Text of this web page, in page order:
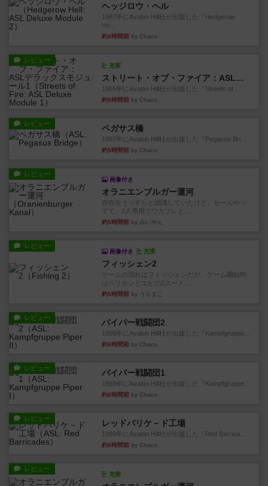
ヘッジロウ・ヘル
1987年にAvalon Hill社が出版した『Hedgerow
He...
約4時間前 by Chaco
レビュー
充実
ストリート・オブ・ファイア：ASLデラックスモジュール1
1985年にAvalon Hill社が出版した『Streets of ...
約5時間前 by Chaco
レビュー ペガサス橋
1997年にAvalon Hill社が出版した『Pegasus Bri...
約5時間前 by Chaco
レビュー
画像付き
オラニエンブルガー運河
存在をうっすらと認識していたけど、セールやっ
てて、2人専用でワカプレと...
約5時間前 by みいやん
レビュー
画像付き 充実
フィッシェン2
ゲームの流れはフィッシェンだが、ゲーム開始時
はペリカンとエビの2スート...
約5時間前 by うらまこ
レビュー パイパー戦闘団2
1996年にAvalon Hill社が出版した『Kampfgruppe...
約6時間前 by Chaco
レビュー パイパー戦闘団1
1993年にAvalon Hill社が出版した『Kampfgruppe...
約6時間前 by Chaco
レビュー レッドバリケ－ド工場
1989年にAvalon Hill社が出版した『Red Barrica...
約6時間前 by Chaco
レビュー
充実